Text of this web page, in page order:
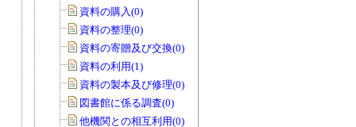
資料の購入(0)
資料の整理(0)
資料の寄贈及び交換(0)
資料の利用(1)
資料の製本及び修理(0)
図書館に係る調査(0)
他機関との相互利用(0)